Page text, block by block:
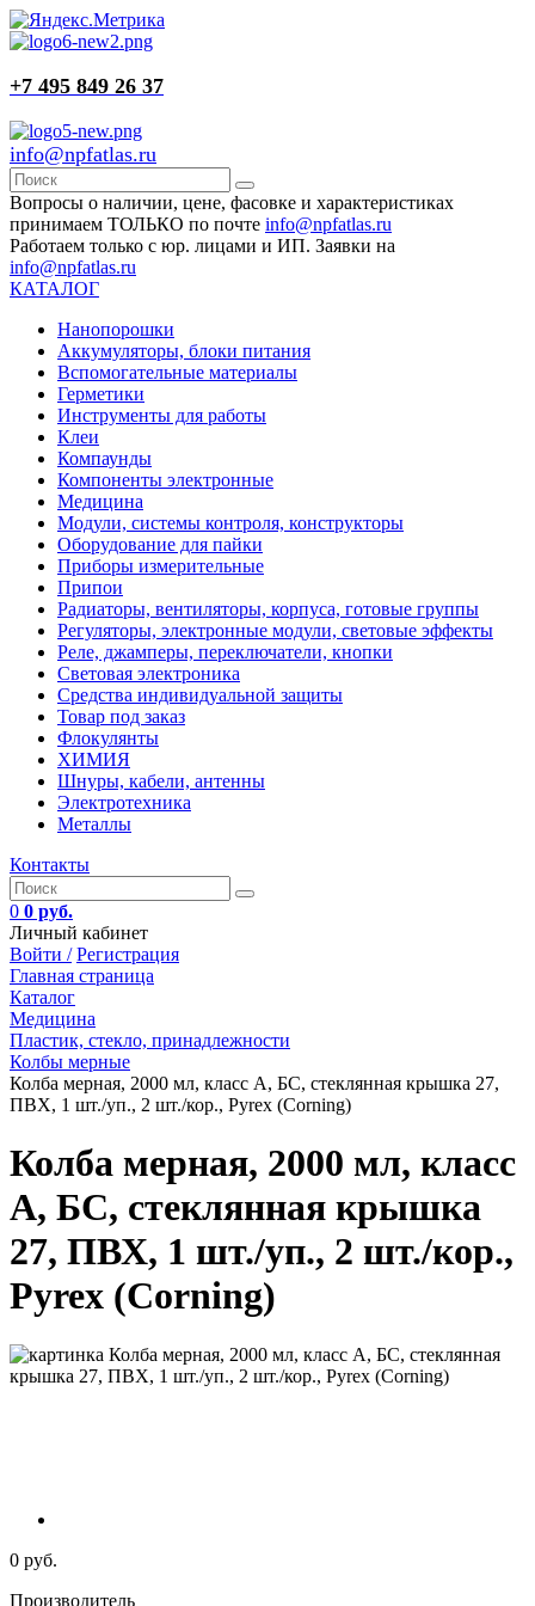
+7 495 849 26 37
info@npfatlas.ru
Вопросы о наличии, цене, фасовке и характеристиках
принимаем ТОЛЬКО по почте info@npfatlas.ru
Работаем только с юр. лицами и ИП. Заявки на
info@npfatlas.ru
КАТАЛОГ
Нанопорошки
Аккумуляторы, блоки питания
Вспомогательные материалы
Герметики
Инструменты для работы
Клеи
Компаунды
Компоненты электронные
Медицина
Модули, системы контроля, конструкторы
Оборудование для пайки
Приборы измерительные
Припои
Радиаторы, вентиляторы, корпуса, готовые группы
Регуляторы, электронные модули, световые эффекты
Реле, джамперы, переключатели, кнопки
Световая электроника
Средства индивидуальной защиты
Товар под заказ
Флокулянты
ХИМИЯ
Шнуры, кабели, антенны
Электротехника
Металлы
Контакты
0 0 руб.
Личный кабинет
Войти / Регистрация
Главная страница
Каталог
Медицина
Пластик, стекло, принадлежности
Колбы мерные
Колба мерная, 2000 мл, класс А, БС, стеклянная крышка 27,
ПВХ, 1 шт./уп., 2 шт./кор., Pyrex (Corning)
Колба мерная, 2000 мл, класс
А, БС, стеклянная крышка
27, ПВХ, 1 шт./уп., 2 шт./кор.,
Pyrex (Corning)
0 руб.
Производитель